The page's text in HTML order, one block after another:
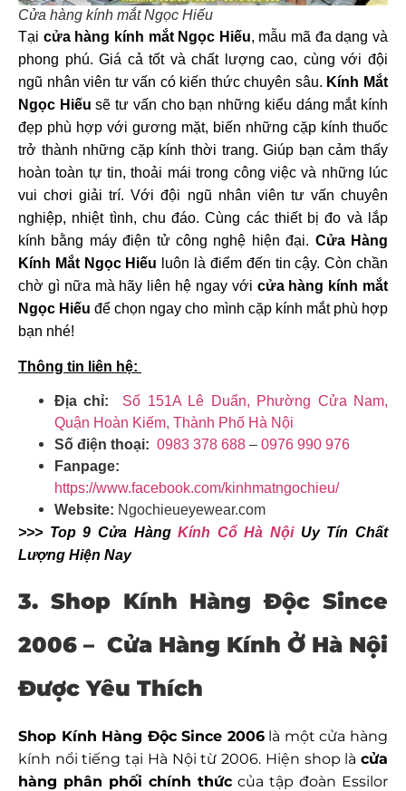
Cửa hàng kính mắt Ngọc Hiếu
Tại cửa hàng kính mắt Ngọc Hiếu, mẫu mã đa dạng và
phong phú. Giá cả tốt và chất lượng cao, cùng với đội
ngũ nhân viên tư vấn có kiến thức chuyên sâu. Kính Mắt
Ngọc Hiếu sẽ tư vấn cho bạn những kiểu dáng mắt kính
đẹp phù hợp với gương mặt, biến những cặp kính thuốc
trở thành những cặp kính thời trang. Giúp bạn cảm thấy
hoàn toàn tự tin, thoải mái trong công việc và những lúc
vui chơi giải trí. Với đội ngũ nhân viên tư vấn chuyên
nghiệp, nhiệt tình, chu đáo. Cùng các thiết bị đo và lắp
kính bằng máy điện tử công nghệ hiện đại. Cửa Hàng
Kính Mắt Ngọc Hiếu luôn là điểm đến tin cậy. Còn chần
chờ gì nữa mà hãy liên hệ ngay với cửa hàng kính mắt
Ngọc Hiếu để chọn ngay cho mình cặp kính mắt phù hợp
bạn nhé!
Thông tin liên hệ:
Địa chỉ:
Số 151A Lê Duẩn, Phường Cửa Nam,
Quận Hoàn Kiếm, Thành Phố Hà Nội
Số điện thoại: 0983 378 688 – 0976 990 976
Fanpage:
https://www.facebook.com/kinhmatngochieu/
Website: Ngochieueyewear.com
>>> Top 9 Cửa HàngKính Cổ Hà NộiUy Tín Chất
Lượng Hiện Nay
3. Shop Kính Hàng Độc Since
2006 – Cửa Hàng Kính Ở Hà Nội
Được Yêu Thích
Shop Kính Hàng Độc Since 2006là một cửa hàng
kính nổi tiếng tại Hà Nội từ 2006. Hiện shop là cửa
hàng phân phối chính thức của tập đoàn Essilor